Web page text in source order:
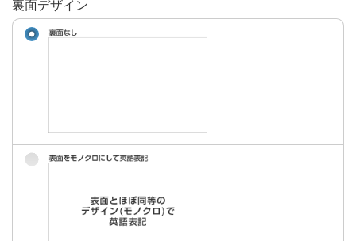
裏面デザイン